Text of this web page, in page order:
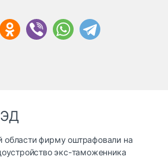
области фирму оштрафовали на
экс-таможенника